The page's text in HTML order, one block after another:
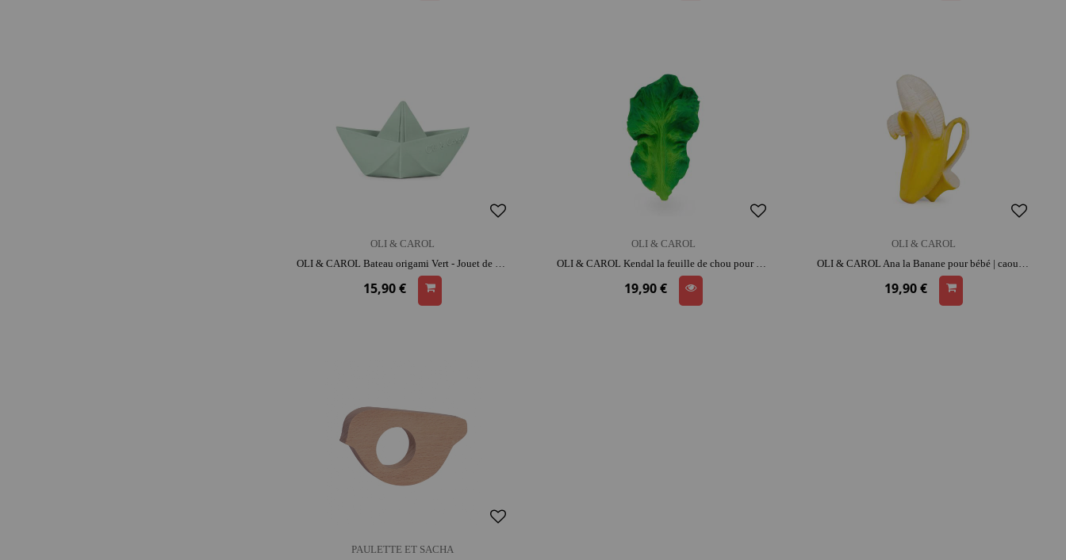
OLI & CAROL
OLI & CAROL Bateau origami Vert - Jouet de bain | caoutchouc | moment détente et complicité
15,90 €
OLI & CAROL
OLI & CAROL Kendal la feuille de chou pour bébé | caoutchouc | dès la naissance | dentition | moment détente et complicité
19,90 €
OLI & CAROL
OLI & CAROL Ana la Banane pour bébé | caoutchouc | dès la naissance | dentition | moment détente et complicité
19,90 €
PAULETTE ET SACHA